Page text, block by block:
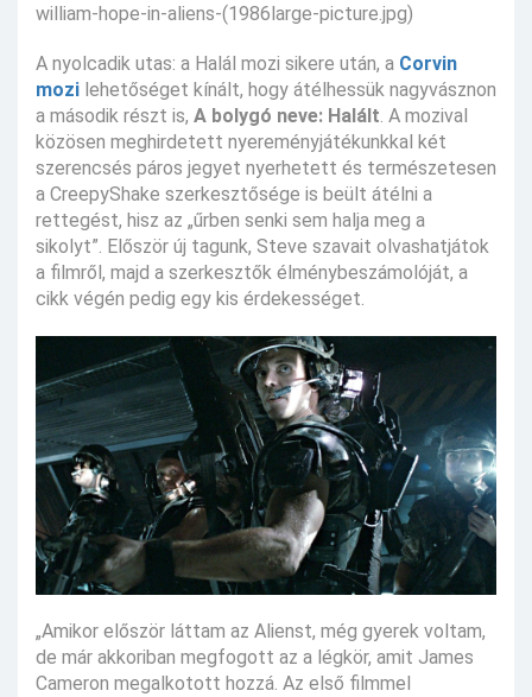
william-hope-in-aliens-(1986large-picture.jpg)
A nyolcadik utas: a Halál mozi sikere után, a Corvin
mozi lehetőséget kínált, hogy átélhessük nagyvásznon
a második részt is, A bolygó neve: Halált. A mozival
közösen meghirdetett nyereményjátékunkkal két
szerencsés páros jegyet nyerhetett és természetesen
a CreepyShake szerkesztősége is beült átélni a
rettegést, hisz az „űrben senki sem halja meg a
sikolyt”. Először új tagunk, Steve szavait olvashatjátok
a filmről, majd a szerkesztők élménybeszámolóját, a
cikk végén pedig egy kis érdekességet.
„Amikor először láttam az Alienst, még gyerek voltam,
de már akkoriban megfogott az a légkör, amit James
Cameron megalkotott hozzá. Az első filmmel